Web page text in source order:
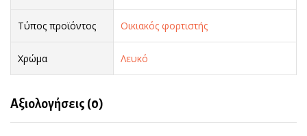
Τύπος προϊόντος Οικιακός φορτιστής
Χρώμα Λευκό
Αξιολογήσεις (0)